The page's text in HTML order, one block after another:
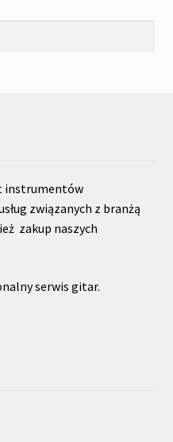
instrumentów
związanych z branżą
zakup naszych
serwis gitar.